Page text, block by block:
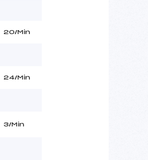
20/Min
24/Min
3/Min